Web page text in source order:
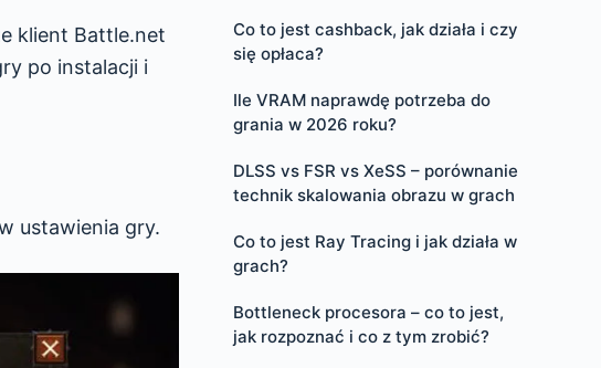
klient Battle.net
po instalacji i
ustawienia gry.
Co to jest cashback, jak działa i czy
się opłaca?
Ile VRAM naprawdę potrzeba do
grania w 2026 roku?
DLSS vs FSR vs XeSS – porównanie
technik skalowania obrazu w grach
Co to jest Ray Tracing i jak działa w
grach?
Bottleneck procesora – co to jest,
jak rozpoznać i co z tym zrobić?